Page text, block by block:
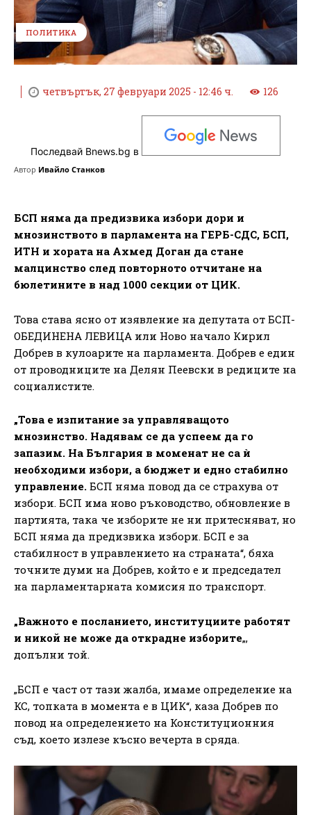
ПОЛИТИКА
четвъртък, 27 февруари 2025 - 12:46 ч. 126
Последвай Bnews.bg в
Автор Ивайло Станков
БСП няма да предизвика избори дори и
мнозинството в парламента на ГЕРБ-СДС, БСП,
ИТН и хората на Ахмед Доган да стане
малцинство след повторното отчитане на
бюлетините в над 1000 секции от ЦИК.
Това става ясно от изявление на депутата от БСП-
ОБЕДИНЕНА ЛЕВИЦА или Ново начало Кирил
Добрев в кулоарите на парламента. Добрев е един
от проводниците на Делян Пеевски в редиците на
социалистите.
„Това е изпитание за управляващото
мнозинство. Надявам се да успеем да го
запазим. На България в моменат не са ѝ
необходими избори, а бюджет и едно стабилно
управление. БСП няма повод да се страхува от
избори. БСП има ново ръководство, обновление в
партията, така че изборите не ни притесняват, но
БСП няма да предизвика избори. БСП е за
стабилност в управлението на страната“, бяха
точните думи на Добрев, който е и председател
на парламентарната комисия по транспорт.
„Важното е посланието, институциите работят
и никой не може да открадне изборите„,
допълни той.
„БСП е част от тази жалба, имаме определение на
КС, топката в момента е в ЦИК“, каза Добрев по
повод на определението на Конституционния
съд, което излезе късно вечерта в сряда.